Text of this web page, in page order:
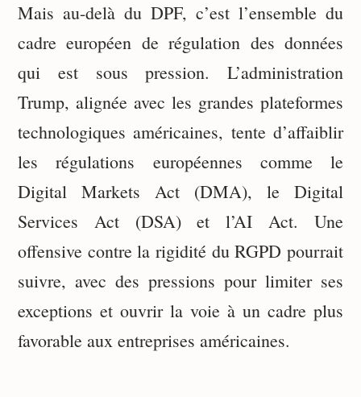
Mais au-delà du DPF, c’est l’ensemble du
cadre européen de régulation des données
qui est sous pression. L’administration
Trump, alignée avec les grandes plateformes
technologiques américaines, tente d’affaiblir
les régulations européennes comme le
Digital Markets Act (DMA), le Digital
Services Act (DSA) et l’AI Act. Une
offensive contre la rigidité du RGPD pourrait
suivre, avec des pressions pour limiter ses
exceptions et ouvrir la voie à un cadre plus
favorable aux entreprises américaines.